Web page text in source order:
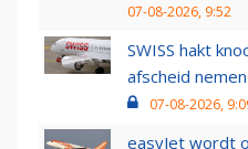
07-08-2026, 9:52
SWISS hakt
afscheid
07-08-2026,
easyJet wordt